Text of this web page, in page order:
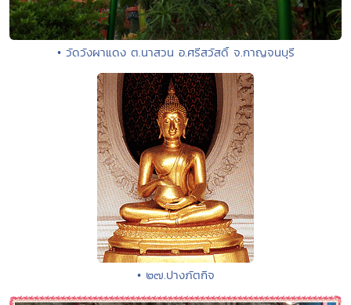
• วัดวังผาแดง ต.นาสวน อ.ศรีสวัสดิ์ จ.กาญจนบุรี
• ๒๗.ปางภัตกิจ